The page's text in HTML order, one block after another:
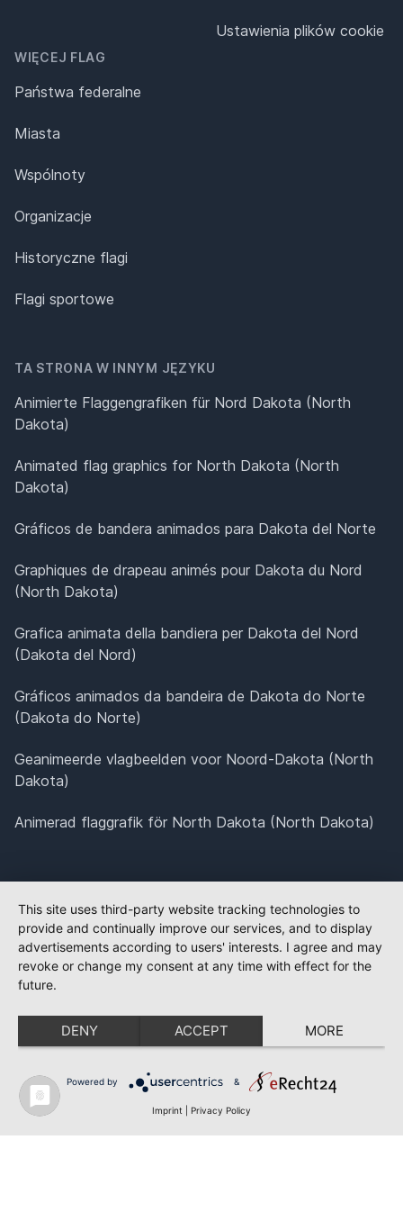
WIĘCEJ FLAG
Państwa federalne
Miasta
Wspólnoty
Organizacje
Historyczne flagi
Flagi sportowe
Ustawienia plików cookie
TA STRONA W INNYM JĘZYKU
Animierte Flaggengrafiken für Nord Dakota (North
Dakota)
Animated flag graphics for North Dakota (North
Dakota)
Gráficos de bandera animados para Dakota del Norte
Graphiques de drapeau animés pour Dakota du Nord
(North Dakota)
Grafica animata della bandiera per Dakota del Nord
(Dakota del Nord)
Gráficos animados da bandeira de Dakota do Norte
(Dakota do Norte)
Geanimeerde vlagbeelden voor Noord-Dakota (North
Dakota)
Animerad flaggrafik för North Dakota (North Dakota)
This site uses third-party website tracking technologies to
provide and continually improve our services, and to display
advertisements according to users' interests. I agree and may
revoke or change my consent at any time with effect for the
future.
DENY ACCEPT MORE
Powered by &
Imprint Privacy Policy